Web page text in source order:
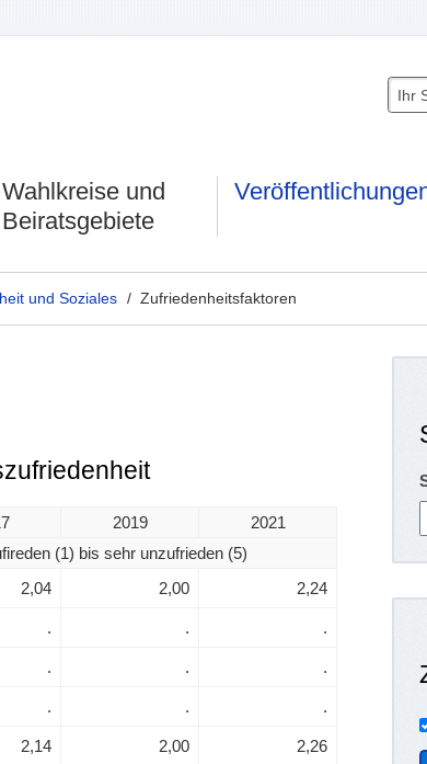
Wahlkreise und
Beiratsgebiete
und Soziales / Zufriedenheitsfaktoren
2019
2021
(1) bis sehr unzufrieden (5)
2,04 2,00 2,24
. . .
. . .
. . .
2,14 2,00 2,26